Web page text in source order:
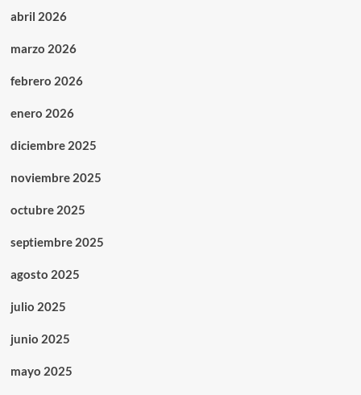
abril 2026
marzo 2026
febrero 2026
enero 2026
diciembre 2025
noviembre 2025
octubre 2025
septiembre 2025
agosto 2025
julio 2025
junio 2025
mayo 2025